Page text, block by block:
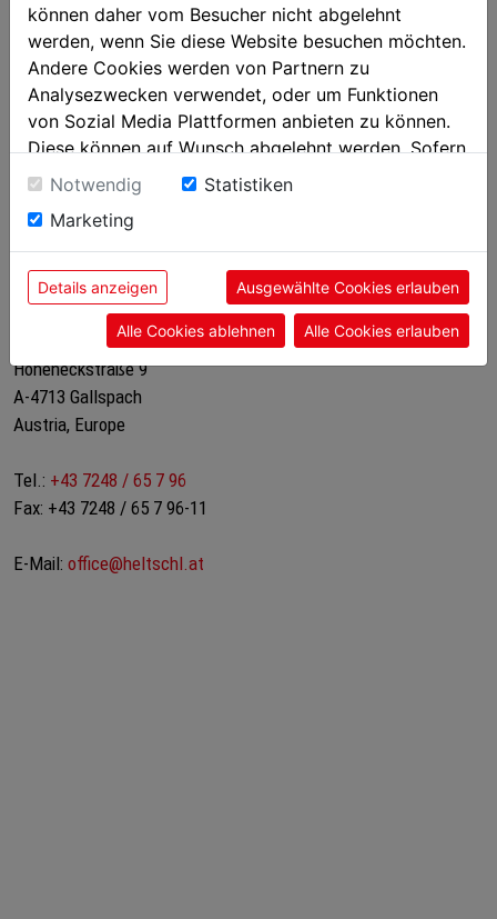
Ja, ich möchte einen Newsletter erhalten. Sie können den
Newsletter jederzeit kostenfrei abstellen!
Ja, ich habe dieDatenschutzerklärung gelesen und bin damit
einverstanden!*
Senden
Heltschl GmbH
Hoheneckstraße 9
A-4713 Gallspach
Austria, Europe
Tel.: +43 7248 / 65 7 96
Fax: +43 7248 / 65 7 96-11
E-Mail: office@heltschl.at
können daher vom Besucher nicht abgelehnt
werden, wenn Sie diese Website besuchen möchten.
Andere Cookies werden von Partnern zu
Analysezwecken verwendet, oder um Funktionen
von Sozial Media Plattformen anbieten zu können.
Diese können auf Wunsch abgelehnt werden. Sofern
sie unsere Webseite weiter nutzen, geben Sie
Einwilligung zu unseren Cookies.
Notwendig
Statistiken
Marketing
Details anzeigen Ausgewählte Cookies erlauben
Alle Cookies ablehnen Alle Cookies erlauben